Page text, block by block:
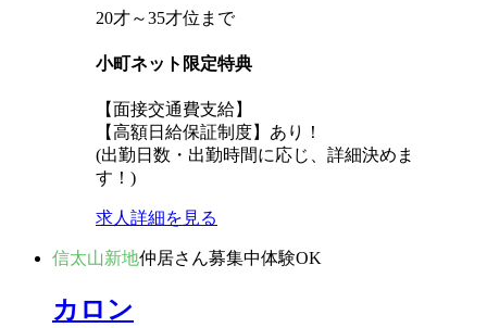
20才～35才位まで
小町ネット限定特典
【面接交通費支給】
【高額日給保証制度】あり！
(出勤日数・出勤時間に応じ、詳細決めま
す！)
求人詳細を見る
信太山新地仲居さん募集中体験OK
カロン